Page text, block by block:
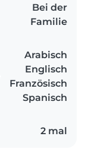
Bei der
Familie
Arabisch
Englisch
Französisch
Spanisch
2 mal